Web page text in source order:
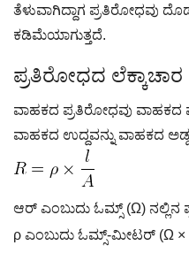
ತೆಳುವಾಗಿದ್ದಾಗ ಪ್ರತಿರೋಧವು
ಕಡಿಮೆಯಾಗುತ್ತದೆ.
ಪ್ರತಿರೋಧದ ಲೆಕ್ಕಾಚಾರ
ವಾಹಕದ ಪ್ರತಿರೋಧವು ವಾಹಕದ
ವಾಹಕದ ಉದ್ದವನ್ನು ವಾಹಕದ
ಆರ್ ಎಂಬುದು ಓಮ್ಸ್ (Ω) ನಲ್ಲಿನ
ρ ಎಂಬುದು ಓಮ್ಸ್-ಮೀಟರ್ (Ω ×